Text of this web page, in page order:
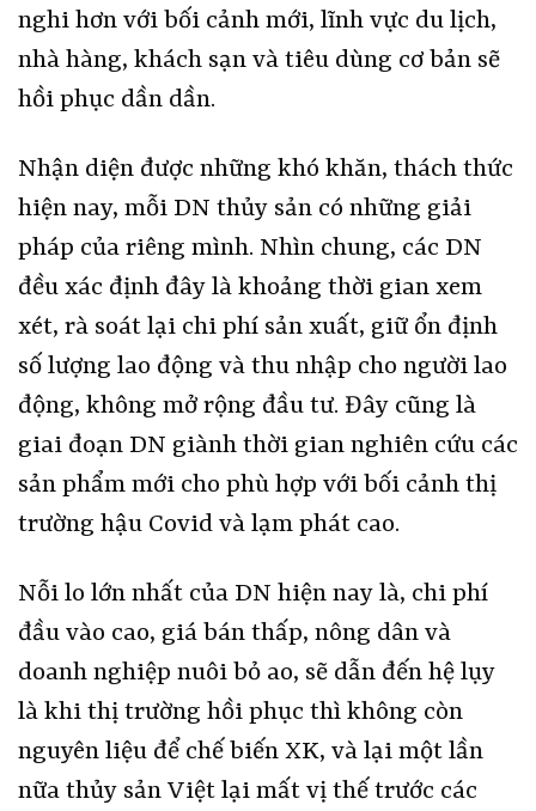
nghi hơn với bối cảnh mới, lĩnh vực du lịch,
nhà hàng, khách sạn và tiêu dùng cơ bản sẽ
hồi phục dần dần.
Nhận diện được những khó khăn, thách thức
hiện nay, mỗi DN thủy sản có những giải
pháp của riêng mình. Nhìn chung, các DN
đều xác định đây là khoảng thời gian xem
xét, rà soát lại chi phí sản xuất, giữ ổn định
số lượng lao động và thu nhập cho người lao
động, không mở rộng đầu tư. Đây cũng là
giai đoạn DN giành thời gian nghiên cứu các
sản phẩm mới cho phù hợp với bối cảnh thị
trường hậu Covid và lạm phát cao.
Nỗi lo lớn nhất của DN hiện nay là, chi phí
đầu vào cao, giá bán thấp, nông dân và
doanh nghiệp nuôi bỏ ao, sẽ dẫn đến hệ lụy
là khi thị trường hồi phục thì không còn
nguyên liệu để chế biến XK, và lại một lần
nữa thủy sản Việt lại mất vị thế trước các